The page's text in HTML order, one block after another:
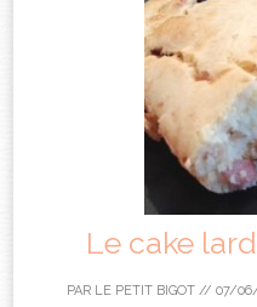
Le cake
PAR LE PETIT BIGOT // 07/